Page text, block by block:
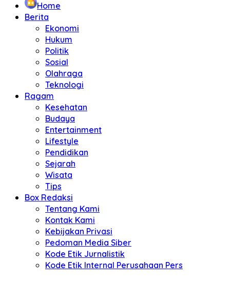
Home
Berita
Ekonomi
Hukum
Politik
Sosial
Olahraga
Teknologi
Ragam
Kesehatan
Budaya
Entertainment
Lifestyle
Pendidikan
Sejarah
Wisata
Tips
Box Redaksi
Tentang Kami
Kontak Kami
Kebijakan Privasi
Pedoman Media Siber
Kode Etik Jurnalistik
Kode Etik Internal Perusahaan Pers